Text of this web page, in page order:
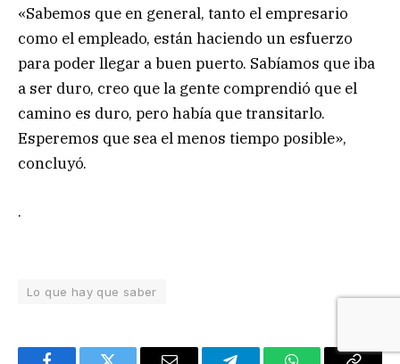
«Sabemos que en general, tanto el empresario
como el empleado, están haciendo un esfuerzo
para poder llegar a buen puerto. Sabíamos que iba
a ser duro, creo que la gente comprendió que el
camino es duro, pero había que transitarlo.
Esperemos que sea el menos tiempo posible»,
concluyó.
.
Lo que hay que saber